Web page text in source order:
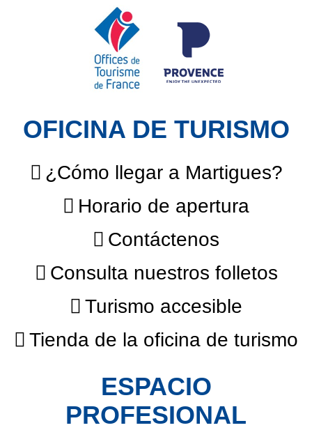
OFICINA DE TURISMO
¿Cómo llegar a Martigues?
Horario de apertura
Contáctenos
Consulta nuestros folletos
Turismo accesible
Tienda de la oficina de turismo
ESPACIO
PROFESIONAL